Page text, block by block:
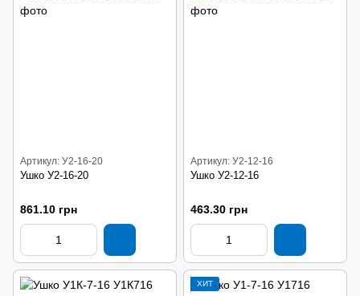
Артикул: У2-16-20
Ушко У2-16-20
861.10 грн
Артикул: У2-12-16
Ушко У2-12-16
463.30 грн
ХИТ